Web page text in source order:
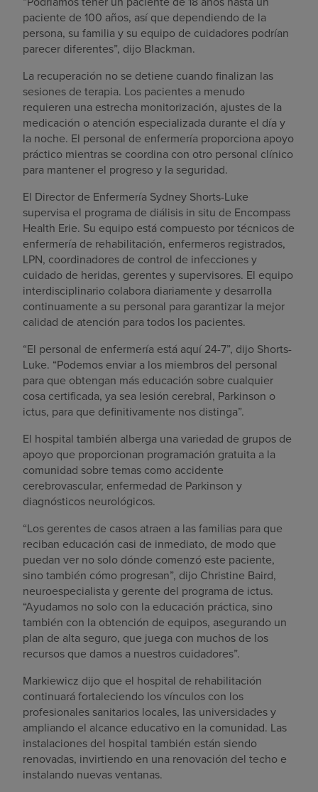
paciente de 100 años, así que dependiendo de la
persona, su familia y su equipo de cuidadores podrían
parecer diferentes”, dijo Blackman.
La recuperación no se detiene cuando finalizan las
sesiones de terapia. Los pacientes a menudo
requieren una estrecha monitorización, ajustes de la
medicación o atención especializada durante el día y
la noche. El personal de enfermería proporciona apoyo
práctico mientras se coordina con otro personal clínico
para mantener el progreso y la seguridad.
El Director de Enfermería Sydney Shorts-Luke
supervisa el programa de diálisis in situ de Encompass
Health Erie. Su equipo está compuesto por técnicos de
enfermería de rehabilitación, enfermeros registrados,
LPN, coordinadores de control de infecciones y
cuidado de heridas, gerentes y supervisores. El equipo
interdisciplinario colabora diariamente y desarrolla
continuamente a su personal para garantizar la mejor
calidad de atención para todos los pacientes.
“El personal de enfermería está aquí 24-7”, dijo Shorts-
Luke. “Podemos enviar a los miembros del personal
para que obtengan más educación sobre cualquier
cosa certificada, ya sea lesión cerebral, Parkinson o
ictus, para que definitivamente nos distinga”.
El hospital también alberga una variedad de grupos de
apoyo que proporcionan programación gratuita a la
comunidad sobre temas como accidente
cerebrovascular, enfermedad de Parkinson y
diagnósticos neurológicos.
“Los gerentes de casos atraen a las familias para que
reciban educación casi de inmediato, de modo que
puedan ver no solo dónde comenzó este paciente,
sino también cómo progresan”, dijo Christine Baird,
neuroespecialista y gerente del programa de ictus.
“Ayudamos no solo con la educación práctica, sino
también con la obtención de equipos, asegurando un
plan de alta seguro, que juega con muchos de los
recursos que damos a nuestros cuidadores”.
Markiewicz dijo que el hospital de rehabilitación
continuará fortaleciendo los vínculos con los
profesionales sanitarios locales, las universidades y
ampliando el alcance educativo en la comunidad. Las
instalaciones del hospital también están siendo
renovadas, invirtiendo en una renovación del techo e
instalando nuevas ventanas.